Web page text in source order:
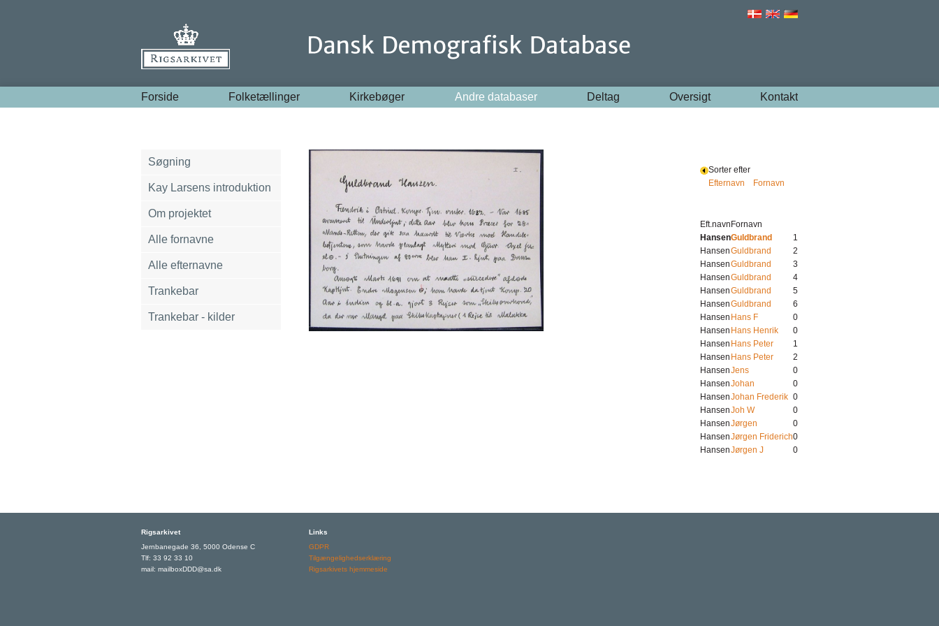
Forside Folketællinger Kirkebøger Andre databaser Deltag Oversigt Kontakt
Søgning
Kay Larsens introduktion
Om projektet
Alle fornavne
Alle efternavne
Trankebar
Trankebar - kilder
Sorter efter
Efternavn
Fornavn
Eft.navn Fornavn
HansenGuldbrand
1
HansenGuldbrand
2
HansenGuldbrand
3
HansenGuldbrand
4
HansenGuldbrand
5
HansenGuldbrand
6
Hansen Hans F
0
Hansen Hans Henrik
0
Hansen Hans Peter
1
Hansen Hans Peter
2
HansenJens
0
HansenJohan
0
HansenJohan Frederik 0
HansenJoh W
0
HansenJørgen
0
HansenJørgen Friderich0
HansenJørgen J 0
Rigsarkivet
Jernbanegade 36, 5000 Odense C
Tlf: 33 92 33 10
mail: mailboxDDD@sa.dk
Links
GDPR
Tilgængelighedserklæring
Rigsarkivets hjemmeside